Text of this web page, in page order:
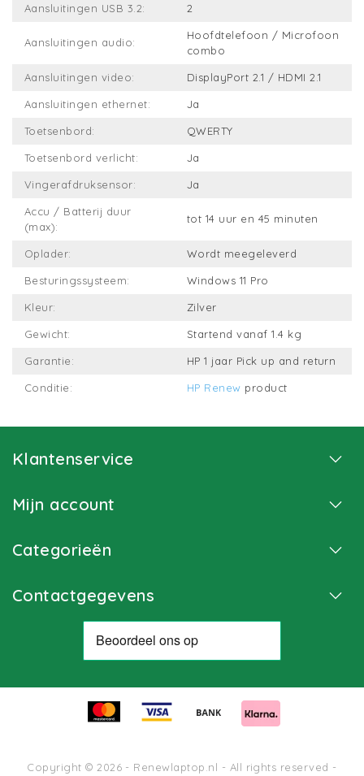
Aansluitingen USB 3.2: 2
Aansluitingen audio:
Hoofdtelefoon / Microfoon
combo
Aansluitingen video: DisplayPort 2.1 / HDMI 2.1
Aansluitingen ethernet: Ja
Toetsenbord: QWERTY
Toetsenbord verlicht: Ja
Vingerafdruksensor: Ja
Accu / Batterij duur
(max):
tot 14 uur en 45 minuten
Oplader: Wordt meegeleverd
Besturingssysteem: Windows 11 Pro
Kleur: Zilver
Gewicht: Startend vanaf 1.4 kg
Garantie: HP 1 jaar Pick up and return
Conditie: HP Renew product
Klantenservice
Mijn account
Categorieën
Contactgegevens
Copyright © 2026 - Renewlaptop.nl - All rights reserved -